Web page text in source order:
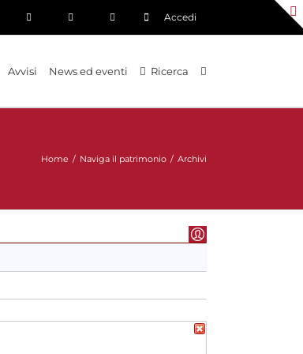
Accedi
Avvisi News ed eventi Ricerca
Home / Naviga il patrimonio / Archivi